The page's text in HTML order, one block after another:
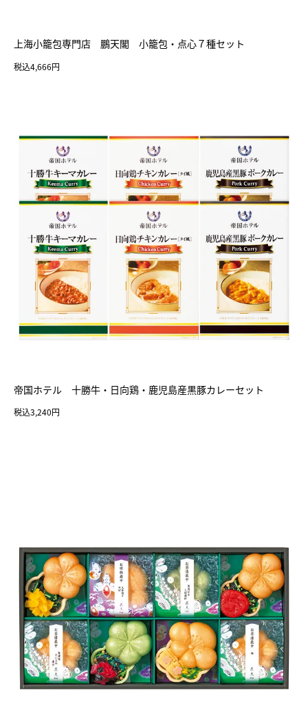
上海小籠包専門店 鵬天閣 小籠包・点心７種セット
税込4,666円
帝国ホテル 十勝牛・日向鶏・鹿児島産黒豚カレーセット
税込3,240円